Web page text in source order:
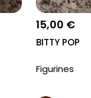
15,00 €
BITTY POP
Figurines